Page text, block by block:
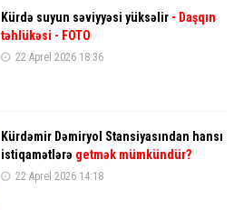
Kürdə suyun səviyyəsi yüksəlir - Daşqın
təhlükəsi - FOTO
22 Aprel 2026 18:36
Kürdəmir Dəmiryol Stansiyasından hansı
istiqamətlərə getmək mümkündür?
22 Aprel 2026 14:18